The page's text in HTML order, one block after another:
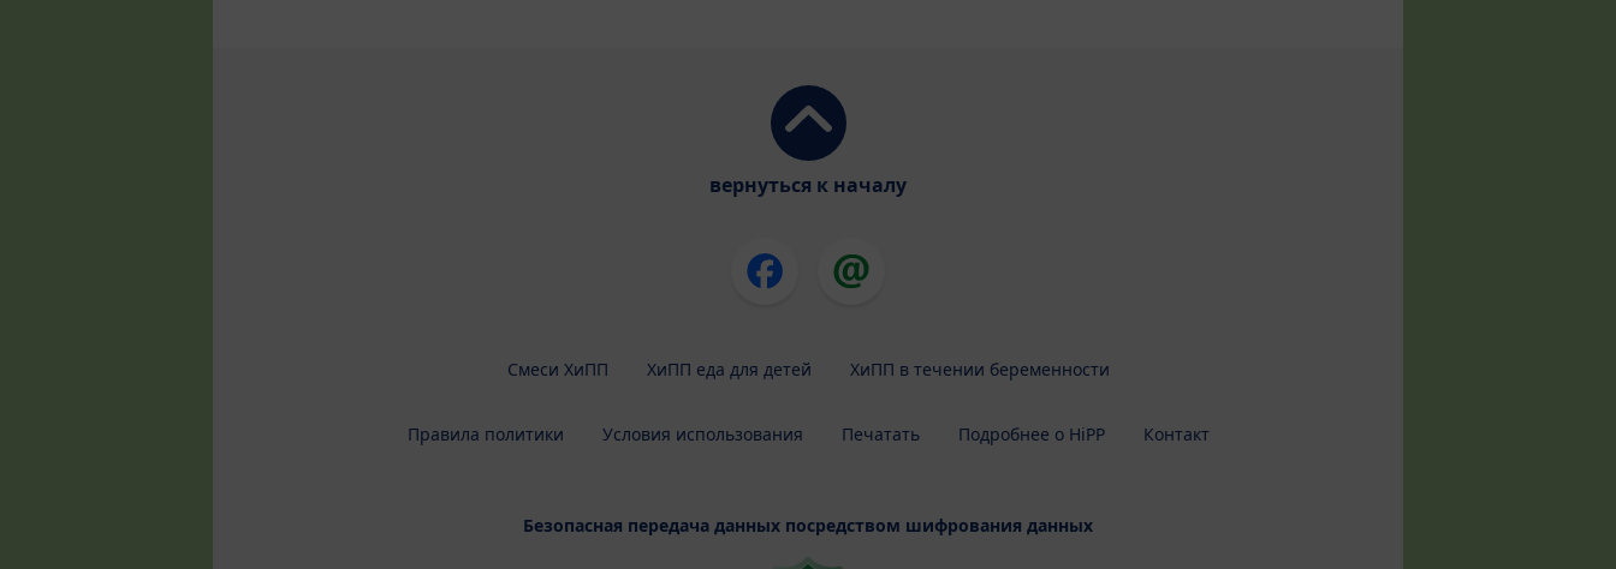
вернуться к началу
Смеси ХиПП ХиПП еда для детей ХиПП в течении беременности
Правила политики Условия использования Печатать Подробнее о HiPP Контакт
Безопасная передача данных посредством шифрования данных